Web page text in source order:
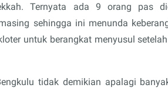
Ternyata ada 9 orang pas
sehingga ini menunda
untuk berangkat menyusul
tidak demikian apalagi